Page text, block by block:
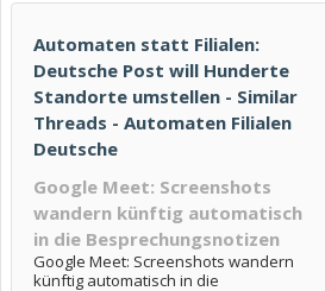
Automaten statt Filialen:
Deutsche Post will Hunderte
Standorte umstellen - Similar
Threads - Automaten Filialen
Deutsche
Google Meet: Screenshots
wandern künftig automatisch
in die Besprechungsnotizen
Google Meet: Screenshots wandern
künftig automatisch in die